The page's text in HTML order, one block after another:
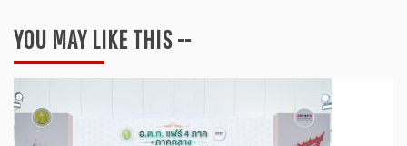
YOU MAY LIKE THIS --